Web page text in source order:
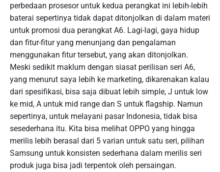
perbedaan prosesor untuk kedua perangkat ini lebih-lebih
baterai sepertinya tidak dapat ditonjolkan di dalam materi
untuk promosi dua perangkat A6. Lagi-lagi, gaya hidup
dan fitur-fitur yang menunjang dan pengalaman
menggunakan fitur tersebut, yang akan ditonjolkan.
Meski sedikit maklum dengan siasat perilisan seri A6,
yang menurut saya lebih ke marketing, dikarenakan kalau
dari spesifikasi, bisa saja dibuat lebih simple, J untuk low
ke mid, A untuk mid range dan S untuk flagship. Namun
sepertinya, untuk melayani pasar Indonesia, tidak bisa
sesederhana itu. Kita bisa melihat OPPO yang hingga
merilis lebih berasal dari 5 varian untuk satu seri, pilihan
Samsung untuk konsisten sederhana dalam merilis seri
produk juga bisa jadi terpentok oleh persaingan.